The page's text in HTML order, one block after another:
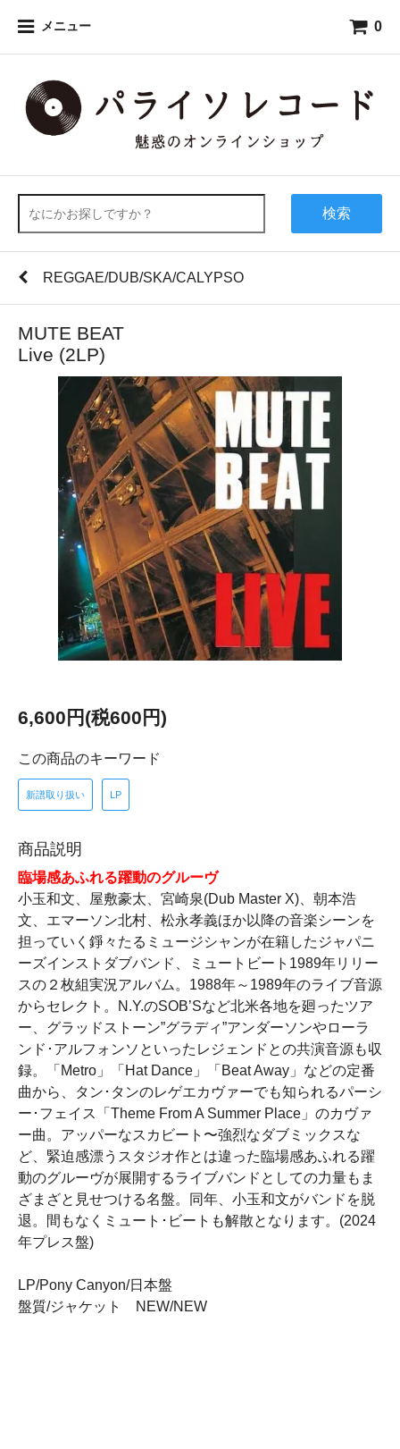
メニュー 0
検索
REGGAE/DUB/SKA/CALYPSO
MUTE BEAT
Live (2LP)
6,600円(税600円)
この商品のキーワード
新譜取り扱い LP
商品説明
臨場感あふれる躍動のグルーヴ
小玉和文、屋敷豪太、宮崎泉(Dub Master X)、朝本浩
文、エマーソン北村、松永孝義ほか以降の音楽シーンを
担っていく錚々たるミュージシャンが在籍したジャパニ
ーズインストダブバンド、ミュートビート1989年リリー
スの２枚組実況アルバム。1988年～1989年のライブ音源
からセレクト。N.Y.のSOB’Sなど北米各地を廻ったツア
ー、グラッドストーン”グラディ”アンダーソンやローラ
ンド･アルフォンソといったレジェンドとの共演音源も収
録。「Metro」「Hat Dance」「Beat Away」などの定番
曲から、タン･タンのレゲエカヴァーでも知られるパーシ
ー･フェイス「Theme From A Summer Place」のカヴァ
ー曲。アッパーなスカビート〜強烈なダブミックスな
ど、緊迫感漂うスタジオ作とは違った臨場感あふれる躍
動のグルーヴが展開するライブバンドとしての力量もま
ざまざと見せつける名盤。同年、小玉和文がバンドを脱
退。間もなくミュート･ビートも解散となります。(2024
年プレス盤)
LP/Pony Canyon/日本盤
盤質/ジャケット NEW/NEW